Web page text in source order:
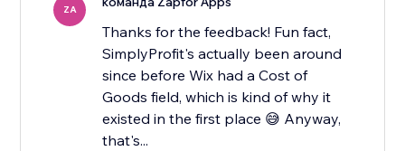
ZA
Thanks for the feedback! Fun fact,
SimplyProfit's actually been around
since before Wix had a Cost of
Goods field, which is kind of why it
existed in the first place 😅 Anyway,
that's...